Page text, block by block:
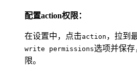
配置action权限：
在设置中，点击action ，拉到
write permissions选项并保存
限。